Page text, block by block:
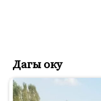
Дагы оку